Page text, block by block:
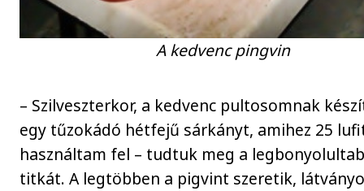
A kedvenc pingvin
– Szilveszterkor, a kedvenc pultosomnak
egy tűzokádó hétfejű sárkányt, amihez 25
használtam fel – tudtuk meg a
titkát. A legtöbben a pigvint szeretik,